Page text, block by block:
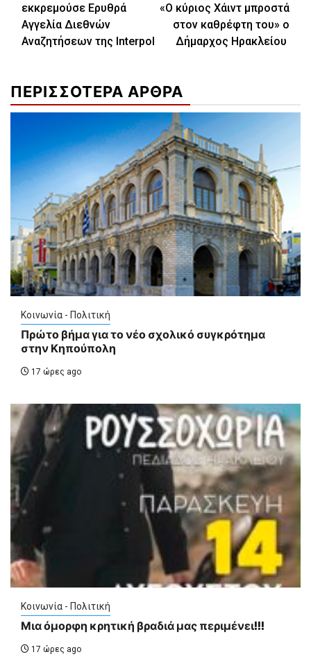
εκκρεμούσε Ερυθρά
Αγγελία Διεθνών
Αναζητήσεων της Interpol
«Ο κύριος Χάιντ μπροστά
στον καθρέφτη του» ο
Δήμαρχος Ηρακλείου
ΠΕΡΙΣΣΟΤΕΡΑ ΑΡΘΡΑ
Κοινωνία - Πολιτική
Πρώτο βήμα για το νέο σχολικό συγκρότημα
στην Κηπούπολη
17 ώρες ago
Κοινωνία - Πολιτική
Μια όμορφη κρητική βραδιά μας περιμένει!!!
17 ώρες ago